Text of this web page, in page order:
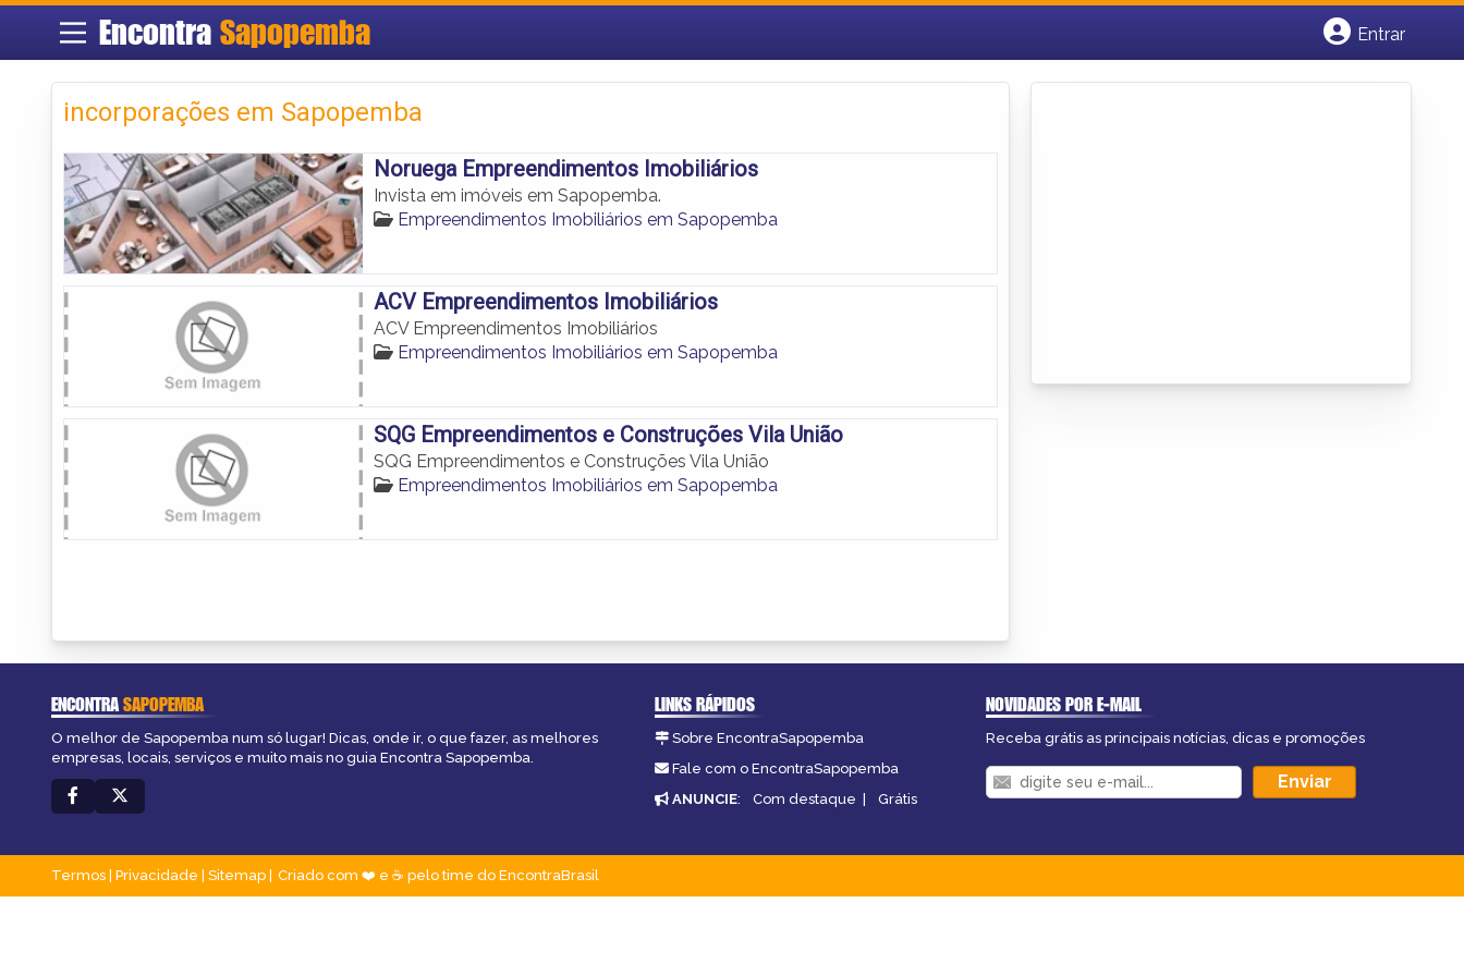
Encontra Sapopemba
Entrar
incorporações em Sapopemba
Noruega Empreendimentos Imobiliários
Invista em imóveis em Sapopemba.
Empreendimentos Imobiliários em Sapopemba
ACV Empreendimentos Imobiliários
ACV Empreendimentos Imobiliários
Empreendimentos Imobiliários em Sapopemba
SQG Empreendimentos e Construções Vila União
SQG Empreendimentos e Construções Vila União
Empreendimentos Imobiliários em Sapopemba
ENCONTRASAPOPEMBA
O melhor de Sapopemba num só lugar! Dicas, onde ir, o que fazer, as melhores
empresas, locais, serviços e muito mais no guia Encontra Sapopemba.
LINKS RÁPIDOS
Sobre EncontraSapopemba
Fale com o EncontraSapopemba
ANUNCIE: Com destaque | Grátis
NOVIDADES POR E-MAIL
Receba grátis as principais notícias, dicas e promoções
Termos Privacidade Sitemap Criado com ❤️ e ☕ pelo time do EncontraBrasil